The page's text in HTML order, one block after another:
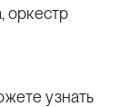
оркестр
узнать